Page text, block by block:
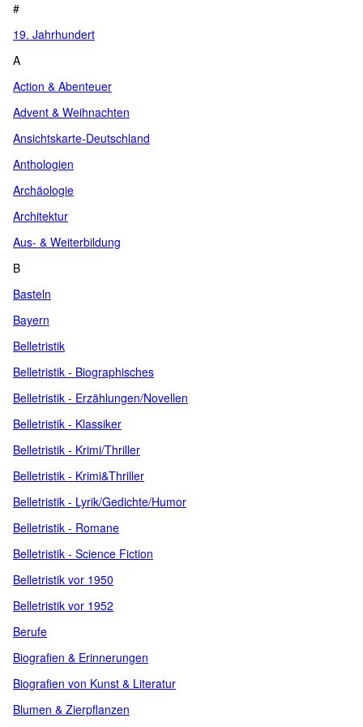
#
19. Jahrhundert
A
Action & Abenteuer
Advent & Weihnachten
Ansichtskarte-Deutschland
Anthologien
Archäologie
Architektur
Aus- & Weiterbildung
B
Basteln
Bayern
Belletristik
Belletristik - Biographisches
Belletristik - Erzählungen/Novellen
Belletristik - Klassiker
Belletristik - Krimi/Thriller
Belletristik - Krimi&Thriller
Belletristik - Lyrik/Gedichte/Humor
Belletristik - Romane
Belletristik - Science Fiction
Belletristik vor 1950
Belletristik vor 1952
Berufe
Biografien & Erinnerungen
Biografien von Kunst & Literatur
Blumen & Zierpflanzen